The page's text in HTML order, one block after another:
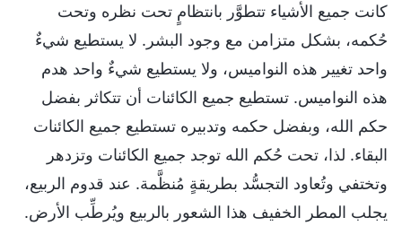
كانت جميع الأشياء تتطوَّر بانتظامٍ تحت نظره وتحت
حُكمه، بشكل متزامن مع وجود البشر. لا يستطيع شيءٌ
واحد تغيير هذه النواميس، ولا يستطيع شيءٌ واحد هدم
هذه النواميس. تستطيع جميع الكائنات أن تتكاثر بفضل
حكم الله، وبفضل حكمه وتدبيره تستطيع جميع الكائنات
البقاء. لذا، تحت حُكم الله توجد جميع الكائنات وتزدهر
وتختفي وتُعاود التجسُّد بطريقةٍ مُنظَّمة. عند قدوم الربيع،
يجلب المطر الخفيف هذا الشعور بالربيع ويُرطِّب الأرض.